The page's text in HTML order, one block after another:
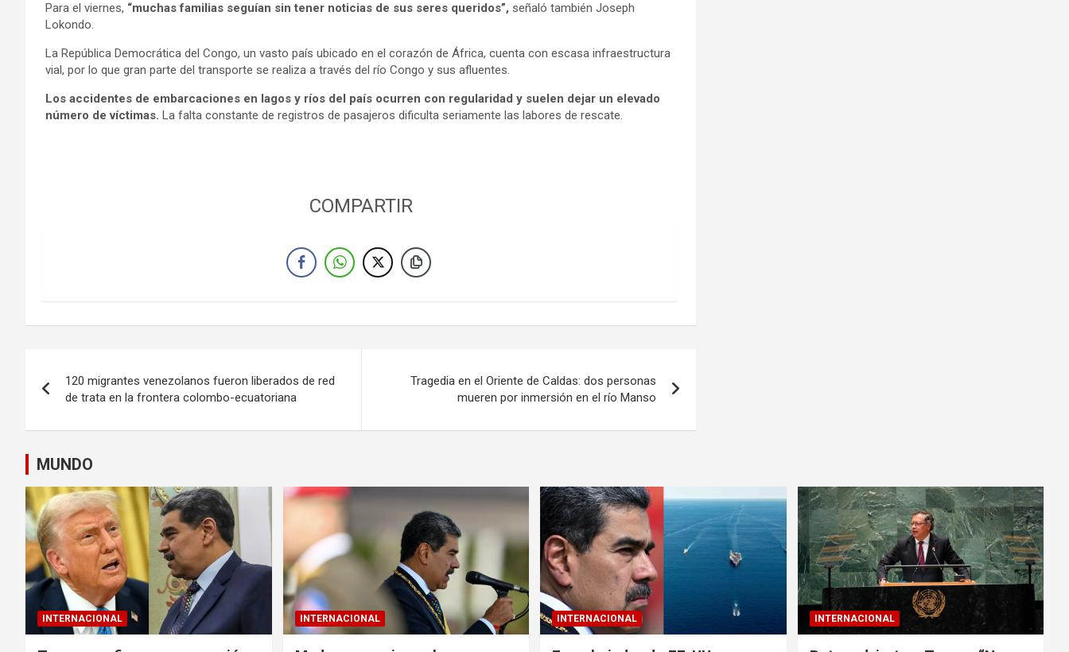
Para el viernes, “muchas familias seguían sin tener noticias de sus seres queridos”, señaló también Joseph
Lokondo.
La República Democrática del Congo, un vasto país ubicado en el corazón de África, cuenta con escasa infraestructura
vial, por lo que gran parte del transporte se realiza a través del río Congo y sus afluentes.
Los accidentes de embarcaciones en lagos y ríos del país ocurren con regularidad y suelen dejar un elevado
número de víctimas. La falta constante de registros de pasajeros dificulta seriamente las labores de rescate.
COMPARTIR
de
entradas
120 migrantes venezolanos fueron liberados de red
de trata en la frontera colombo-ecuatoriana
Tragedia en el Oriente de Caldas: dos personas
mueren por inmersión en el río Manso
MUNDO
INTERNACIONAL INTERNACIONAL INTERNACIONAL INTERNACIONAL